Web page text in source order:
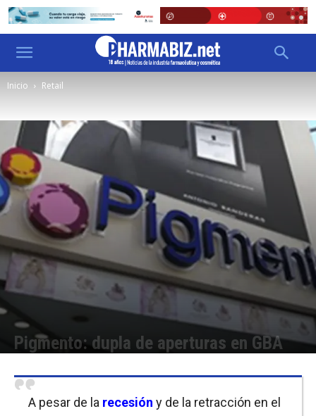
Inicio Retail
Pigmento: dupla de aperturas en GBA
A pesar de la recesión y de la retracción en el